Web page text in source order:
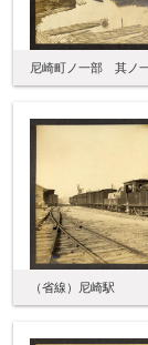
尼崎町ノ一部 其ノ
（省線）尼崎駅